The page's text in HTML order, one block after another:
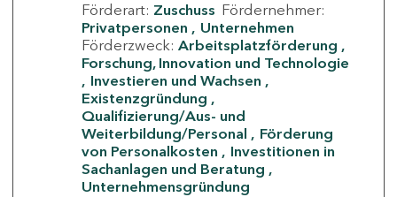
Förderart: Zuschuss Fördernehmer:
Privatpersonen
Unternehmen
Förderzweck: Arbeitsplatzförderung
Forschung, Innovation und Technologie
Investieren und Wachsen
Existenzgründung
Qualifizierung/Aus- und
Weiterbildung/Personal
Förderung
von Personalkosten
Investitionen in
Sachanlagen und Beratung
Unternehmensgründung